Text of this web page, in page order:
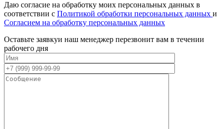
Даю согласие на обработку моих персональных данных в
соответствии с Политикой обработки персональных данных и
Согласием на обработку персональных данных
Оставьте заявкуи наш менеджер перезвонит вам в течении
рабочего дня